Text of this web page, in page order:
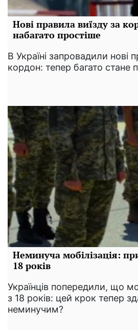
Нові правила виїзду за
набагато простіше
В Україні запровадили нові
кордон: тепер багато стане
Неминуча мобілізація:
18 років
Українців попередили, що
з 18 років: цей крок тепер
неминучим?